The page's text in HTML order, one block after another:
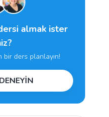
almak ister
bir ders planlayın!